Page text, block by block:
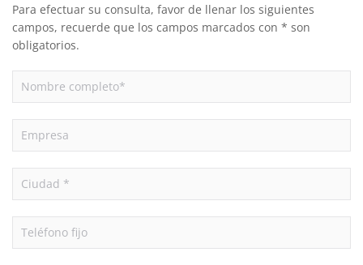
Para efectuar su consulta, favor de llenar los siguientes
campos, recuerde que los campos marcados con * son
obligatorios.